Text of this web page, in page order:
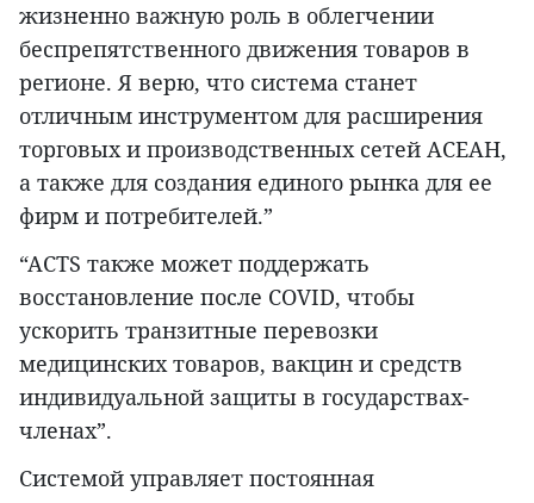
жизненно важную роль в облегчении
беспрепятственного движения товаров в
регионе. Я верю, что система станет
отличным инструментом для расширения
торговых и производственных сетей АСЕАН,
а также для создания единого рынка для ее
фирм и потребителей.”
“ACTS также может поддержать
восстановление после COVID, чтобы
ускорить транзитные перевозки
медицинских товаров, вакцин и средств
индивидуальной защиты в государствах-
членах”.
Системой управляет постоянная